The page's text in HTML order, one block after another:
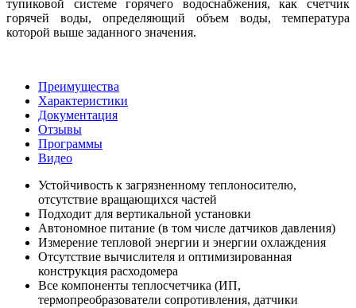
тупиковой системе горячего водоснабжения, как счетчик
горячей воды, определяющий объем воды, температура
которой выше заданного значения.
Преимущества
Характеристики
Документация
Отзывы
Программы
Видео
Устойчивость к загрязненному теплоносителю,
отсутствие вращающихся частей
Подходит для вертикальной установки
Автономное питание (в том числе датчиков давления)
Измерение тепловой энергии и энергии охлаждения
Отсутствие вычислителя и оптимизированная
конструкция расходомера
Все компоненты теплосчетчика (ИП,
термопреобразователи сопротивления, датчики